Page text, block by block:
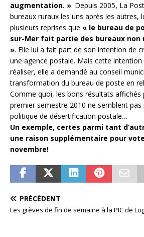
augmentation. ». Depuis 2005, La
bureaux ruraux les uns après les autres,
plusieurs reprises que « le bureau de
sur-Mer fait partie des bureaux
». Elle lui a fait part de son intention de
une agence postale. Mais cette intention
réaliser, elle a demandé au conseil
transformation du bureau de poste en
Comme quoi, les bons résultats affichés
premier semestre 2010 ne semblent pas
politique de désertification postale…
Un exemple, certes parmi tant
une raison supplémentaire pour
novembre!
PRÉCÉDENT
Les grèves de fin de semaine à la PIC de